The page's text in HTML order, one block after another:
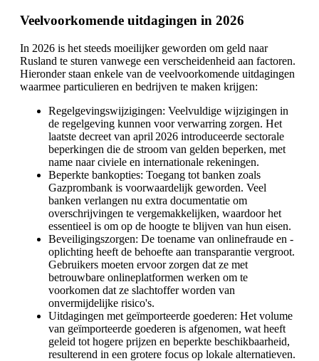
Veelvoorkomende uitdagingen in 2026
In 2026 is het steeds moeilijker geworden om geld naar
Rusland te sturen vanwege een verscheidenheid aan factoren.
Hieronder staan enkele van de veelvoorkomende uitdagingen
waarmee particulieren en bedrijven te maken krijgen:
Regelgevingswijzigingen: Veelvuldige wijzigingen in
de regelgeving kunnen voor verwarring zorgen. Het
laatste decreet van april 2026 introduceerde sectorale
beperkingen die de stroom van gelden beperken, met
name naar civiele en internationale rekeningen.
Beperkte bankopties: Toegang tot banken zoals
Gazprombank is voorwaardelijk geworden. Veel
banken verlangen nu extra documentatie om
overschrijvingen te vergemakkelijken, waardoor het
essentieel is om op de hoogte te blijven van hun eisen.
Beveiligingszorgen: De toename van onlinefraude en -
oplichting heeft de behoefte aan transparantie vergroot.
Gebruikers moeten ervoor zorgen dat ze met
betrouwbare onlineplatformen werken om te
voorkomen dat ze slachtoffer worden van
onvermijdelijke risico's.
Uitdagingen met geïmporteerde goederen: Het volume
van geïmporteerde goederen is afgenomen, wat heeft
geleid tot hogere prijzen en beperkte beschikbaarheid,
resulterend in een grotere focus op lokale alternatieven.